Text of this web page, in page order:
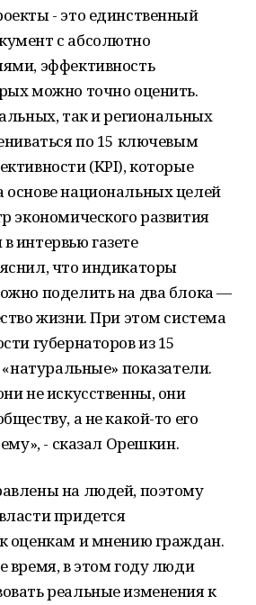
- это единственный
с абсолютно
эффективность
можно точно оценить.
так и региональных
по 15 ключевым
(KPI), которые
национальных целей
экономического развития
интервью газете
что индикаторы
поделить на два блока —
жизни. При этом система
губернаторов из 15
показатели.
не искусственны, они
а не какой-то его
- сказал Орешкин.
на людей, поэтому
придется
оценкам и мнению граждан.
время, в этом году люди
реальные изменения к